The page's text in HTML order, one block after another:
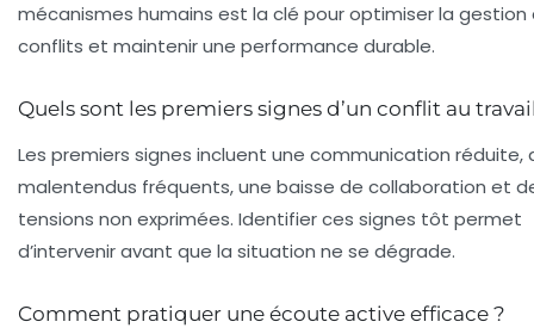
mécanismes humains est la clé pour optimiser la gestion
conflits et maintenir une performance durable.
Quels sont les premiers signes d’un conflit au
Les premiers signes incluent une communication réduite,
malentendus fréquents, une baisse de collaboration et
tensions non exprimées. Identifier ces signes tôt permet
d’intervenir avant que la situation ne se dégrade.
Comment pratiquer une écoute active efficace ?